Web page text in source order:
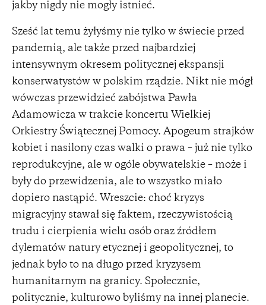
jakby nigdy nie mogły istnieć.
Sześć lat temu żyłyśmy nie tylko w świecie przed
pandemią, ale także przed najbardziej
intensywnym okresem politycznej ekspansji
konserwatystów w polskim rządzie. Nikt nie mógł
wówczas przewidzieć zabójstwa Pawła
Adamowicza w trakcie koncertu Wielkiej
Orkiestry Świątecznej Pomocy. Apogeum strajków
kobiet i nasilony czas walki o prawa – już nie tylko
reprodukcyjne, ale w ogóle obywatelskie – może i
były do przewidzenia, ale to wszystko miało
dopiero nastąpić. Wreszcie: choć kryzys
migracyjny stawał się faktem, rzeczywistością
trudu i cierpienia wielu osób oraz źródłem
dylematów natury etycznej i geopolitycznej, to
jednak było to na długo przed kryzysem
humanitarnym na granicy. Społecznie,
politycznie, kulturowo byliśmy na innej planecie.